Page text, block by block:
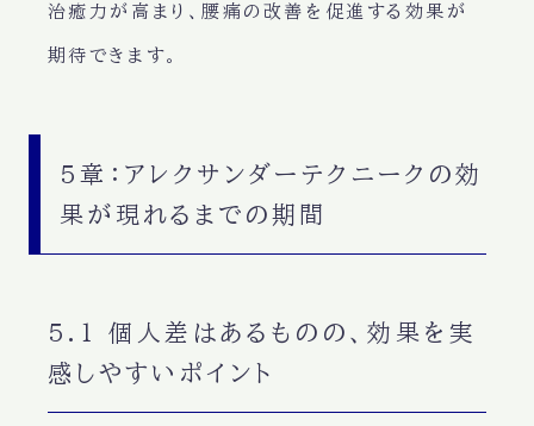
治癒力が高まり、腰痛の改善を促進する効果が
期待できます。
5章：アレクサンダーテクニークの効
果が現れるまでの期間
5.1 個人差はあるものの、効果を実
感しやすいポイント